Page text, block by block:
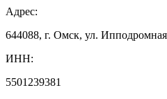
Адрес:
644088, г. Омск, ул.
ИНН:
5501239381